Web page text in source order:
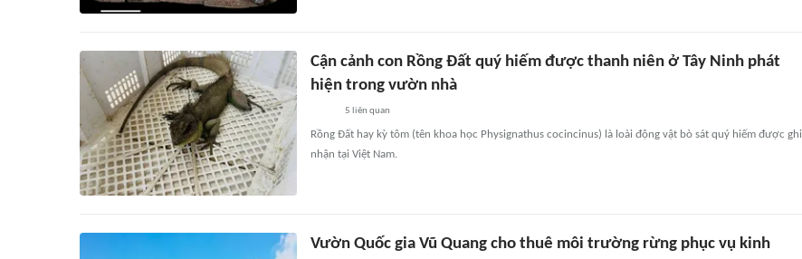
Cận cảnh con Rồng Đất quý hiếm được thanh niên ở Tây Ninh phát
hiện trong vườn nhà
5 liên quan
Rồng Đất hay kỳ tôm (tên khoa học Physignathus cocincinus) là loài động vật bò sát quý hiếm được ghi
nhận tại Việt Nam.
Vườn Quốc gia Vũ Quang cho thuê môi trường rừng phục vụ kinh